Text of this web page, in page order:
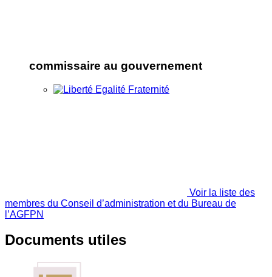
commissaire au gouvernement
Voir la liste des
membres du Conseil d’administration et du Bureau de
l’AGFPN
Documents utiles